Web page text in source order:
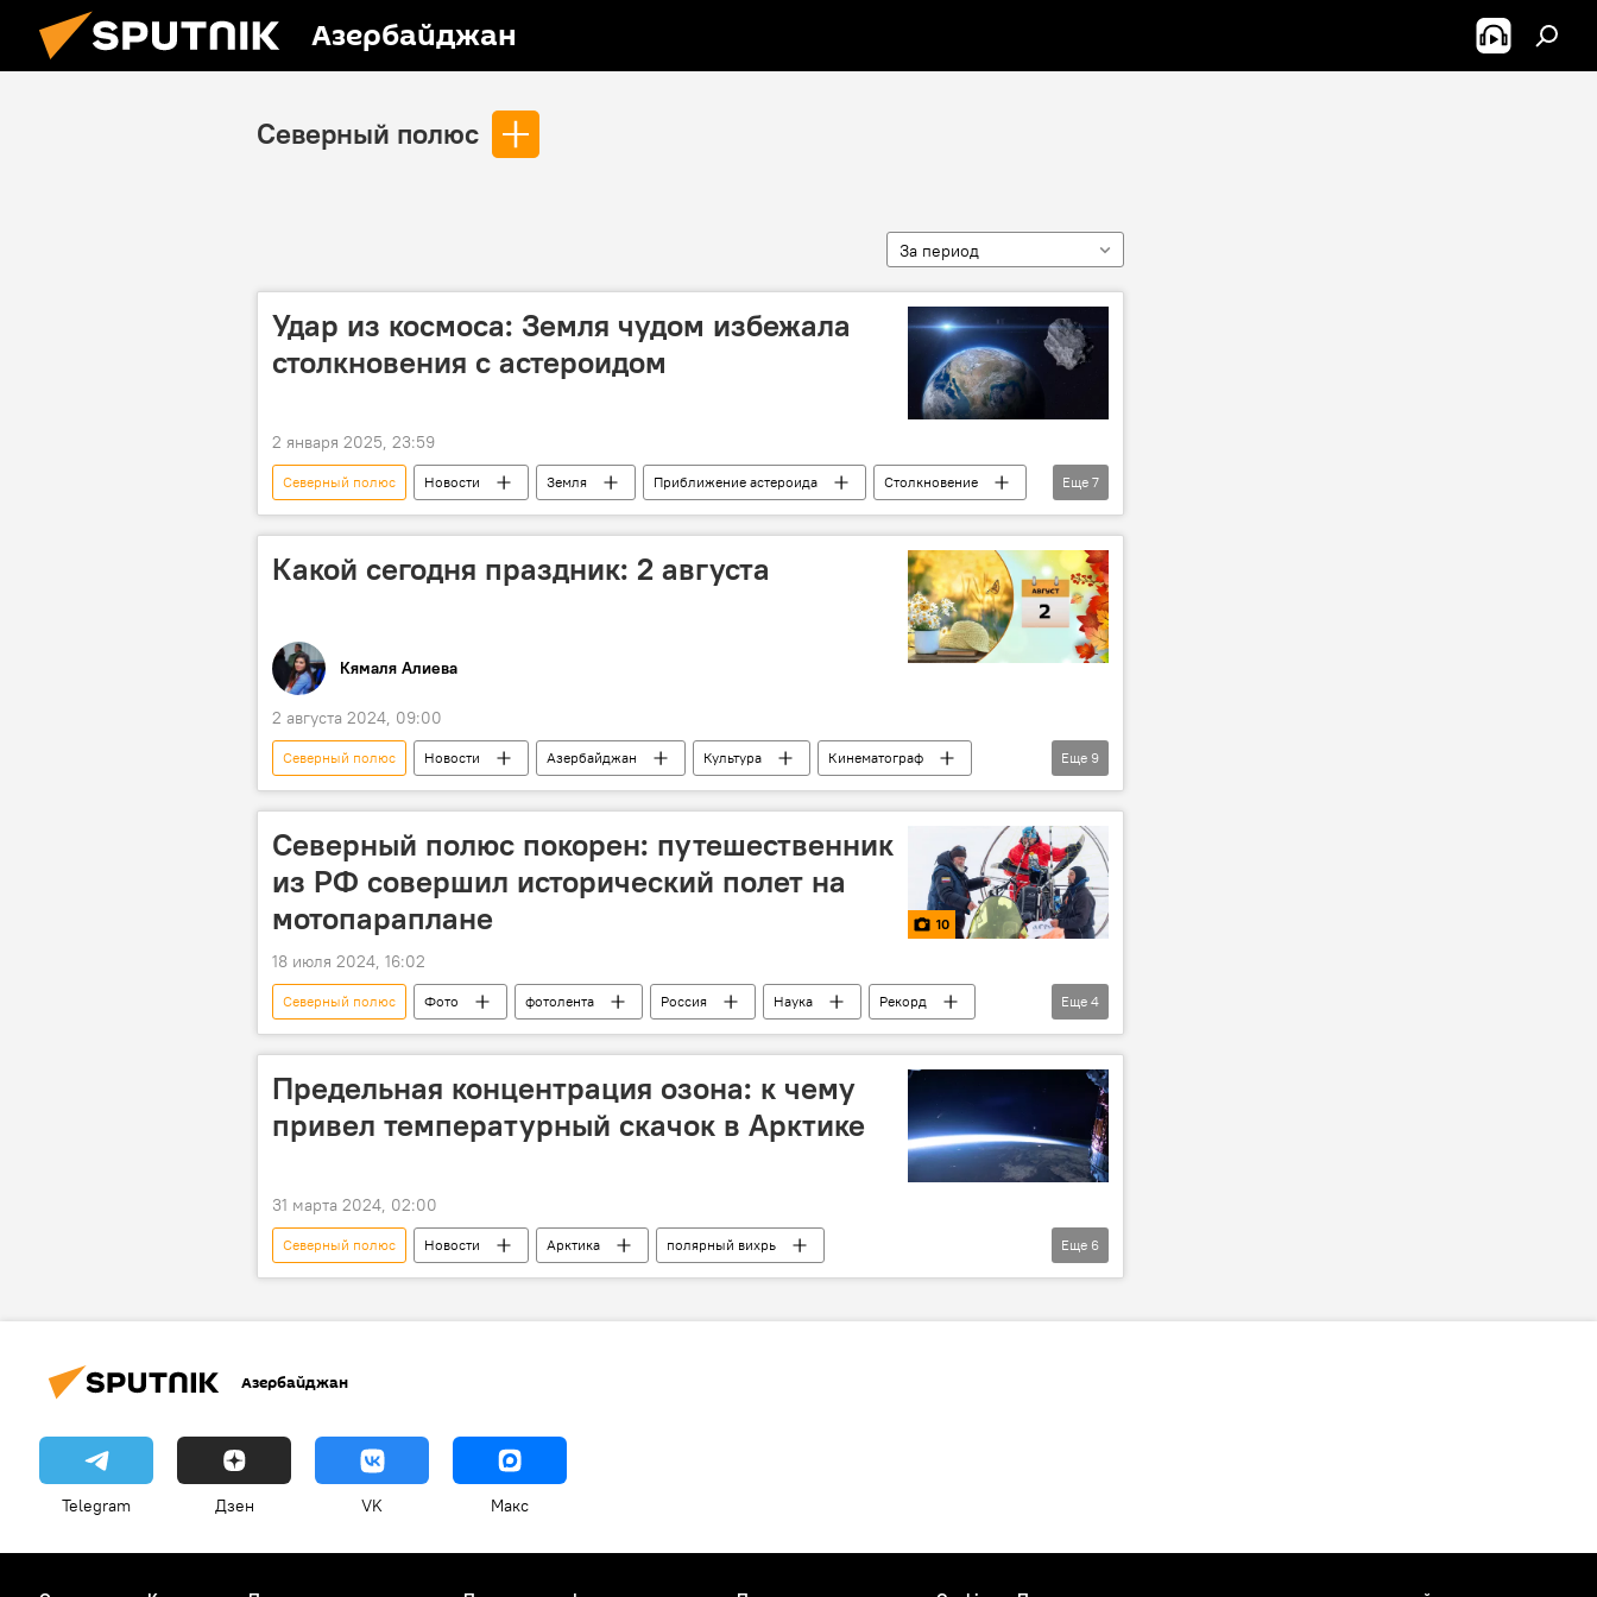
Азербайджан
Северный полюс
За период
Удар из космоса: Земля чудом избежала
столкновения с астероидом
2 января 2025, 23:59
Северный полюс Новости Земля Приближение астероида
Столкновение
Угроза
Солнечная система планеты Гравитация
Падение
Еще 7
Какой сегодня праздник: 2 августа
Кямаля Алиева
2 августа 2024, 09:00
Северный полюс Новости Азербайджан Культура
Кинематограф
Великобритания
США Музыка История
Справка
Еще 9
Северный полюс покорен: путешественник
из РФ совершил исторический полет на
мотопараплане
10
18 июля 2024, 16:02
Северный полюс Фото фотолента Россия Наука
Рекорд
полет
Арктика Путешествие Океан
Еще 4
Предельная концентрация озона: к чему
привел температурный скачок в Арктике
31 марта 2024, 02:00
Северный полюс Новости Арктика
полярный вихрь
Глобальное потепление
озон концентрация Атмосфера
Ученые
Еще 6
Азербайджан
Telegram Дзен VK Макс